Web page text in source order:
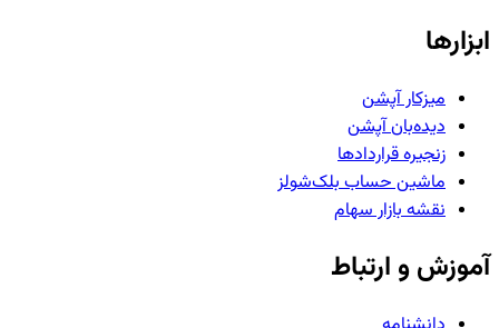
ابزارها
میزکار آپشن
دیده‌بان آپشن
زنجیره قراردادها
ماشین حساب بلک‌شولز
نقشه بازار سهام
آموزش و ارتباط